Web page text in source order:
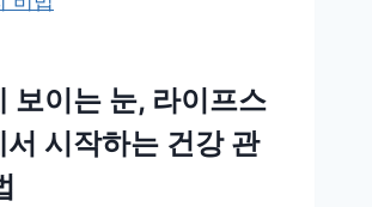
게,
예
방
보이는 눈, 라이프스
서 시작하는 건강 관